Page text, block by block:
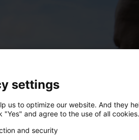
settings
us to optimize our website. And they
"Yes" and agree to the use of all
and security